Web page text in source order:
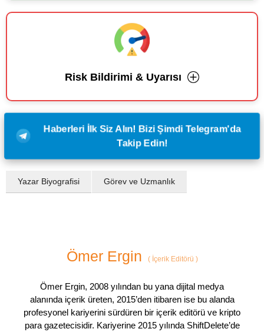
Risk Bildirimi & Uyarısı
Haberleri İlk Siz Alın! Bizi Şimdi Telegram'da
Takip Edin!
Yazar Biyografisi Görev ve Uzmanlık
Ömer Ergin (İçerik Editörü )
Ömer Ergin, 2008 yılından bu yana dijital medya
alanında içerik üreten, 2015’den itibaren ise bu alanda
profesyonel kariyerini sürdüren bir içerik editörü ve kripto
para gazetecisidir. Kariyerine 2015 yılında ShiftDelete’de